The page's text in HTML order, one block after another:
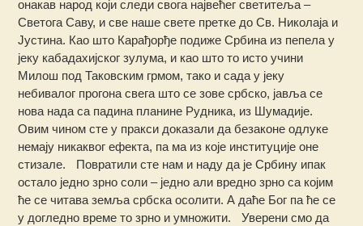
онакав народ који следи свога највећег светитеља –
Светога Саву, и све наше свете претке до Св. Николаја и
Јустина. Као што Карађорђе подиже Србина из пепела у
јеку кабадахијског зулума, и као што то исто учини
Милош под Таковским грмом, тако и сада у јеку
небивалог прогона свега што се зове србско, јавља се
нова нада са падина планине Рудника, из Шумадије.
Овим чином сте у пракси доказали да безаконе одлуке
немају никаквог ефекта, па ма из које институције оне
стизале. Повратили сте нам и наду да је Србину ипак
остало једно зрно соли – једно али вредно зрно са којим
ће се читава земља србска осолити. А даће Бог па ће се
у догледно време то зрно и умножити. Уверени смо да